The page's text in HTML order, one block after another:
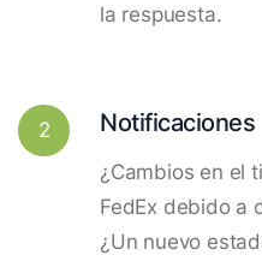
la respuesta.
2 Notificaciones
¿Cambios en el
FedEx debido a
¿Un nuevo